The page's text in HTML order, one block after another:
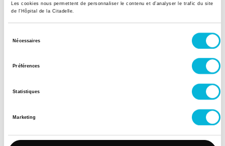
Les cookies nous permettent de personnaliser le contenu et d’analyser le trafic du site
de l'Hôpital de la Citadelle.
Nécessaires
Préférences
Statistiques
Marketing
Soutenez notre Fondation
Votre don à la Fondation permet de
directement le bien-être des patients et
Espace Patient